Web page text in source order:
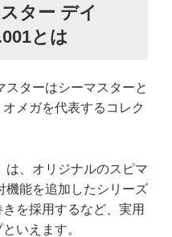
ター デイ
とは
ターはシーマスターと
メガを代表するコレク
は、オリジナルのスピマ
機能を追加したシリーズ
を採用するなど、実用
いえます。